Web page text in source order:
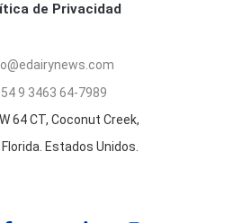
de Privacidad
9 3463 64-7989
64 CT, Coconut Creek,
Estados Unidos.